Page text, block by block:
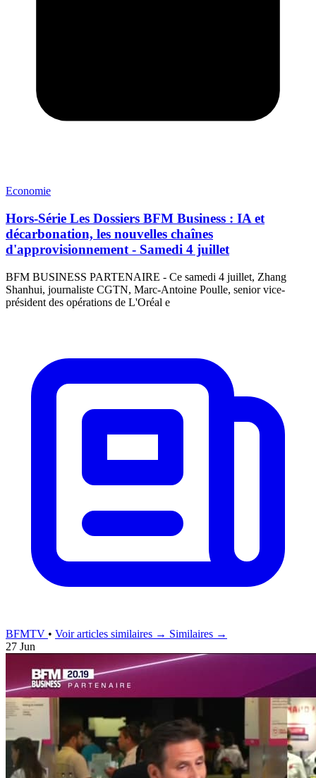
Economie
Hors-Série Les Dossiers BFM Business : IA et
décarbonation, les nouvelles chaînes
d'approvisionnement - Samedi 4 juillet
BFM BUSINESS PARTENAIRE - Ce samedi 4 juillet, Zhang
Shanhui, journaliste CGTN, Marc-Antoine Poulle, senior vice-
président des opérations de L'Oréal e
BFMTV • Voir articles similaires → Similaires →
27 Jun